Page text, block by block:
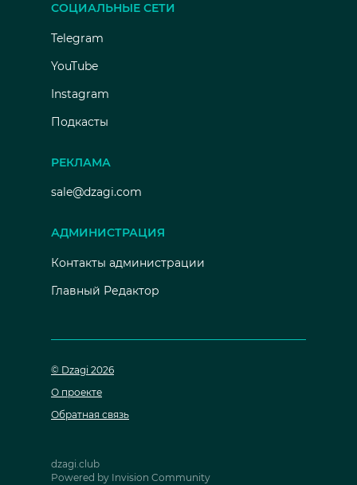
СОЦИАЛЬНЫЕ СЕТИ
Telegram
YouTube
Instagram
Подкасты
РЕКЛАМА
sale@dzagi.com
АДМИНИСТРАЦИЯ
Контакты администрации
Главный Редактор
© Dzagi 2026
О проекте
Обратная связь
dzagi.club
Powered by Invision Community